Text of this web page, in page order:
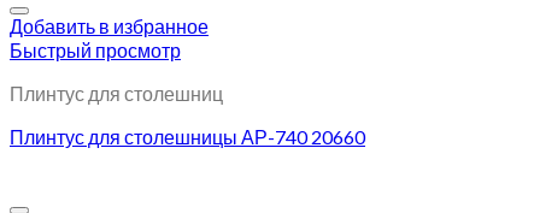
Добавить в избранное
Быстрый просмотр
Плинтус для столешниц
Плинтус для столешницы АР-740 20660